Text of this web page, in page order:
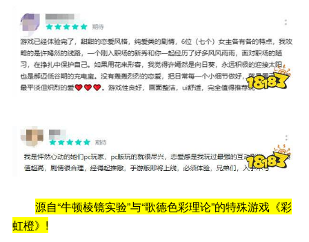
源自“牛顿棱镜实验”与“歌德色彩理论”的特殊游戏《彩
虹橙》!